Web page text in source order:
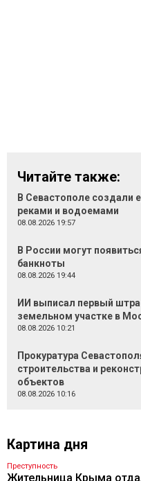
Читайте также:
В Севастополе создали
реками и водоемами
08.08.2026 19:57
В России могут
банкноты
08.08.2026 19:44
ИИ выписал первый
земельном участке в
08.08.2026 10:21
Прокуратура
строительства и
объектов
08.08.2026 10:16
Картина дня
Преступность
Жительница Крыма